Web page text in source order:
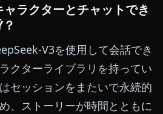
ラクターとチャットでき
V3を使用して会話でき
クターライブラリを持ってい
セッションをまたいで永続的
、ストーリーが時間とともに